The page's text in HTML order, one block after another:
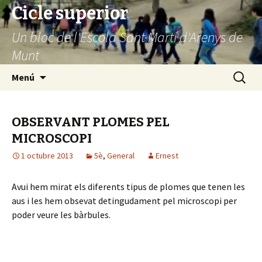
Cicle superior
Un bloc de l'Escola Sant Martí d'Arenys de
Munt
Menú Cerca:
OBSERVANT PLOMES PEL
MICROSCOPI
1 octubre 2013 5è, General Ernest
Avui hem mirat els diferents tipus de plomes que tenen les
aus i les hem obsevat detingudament pel microscopi per
poder veure les bàrbules.